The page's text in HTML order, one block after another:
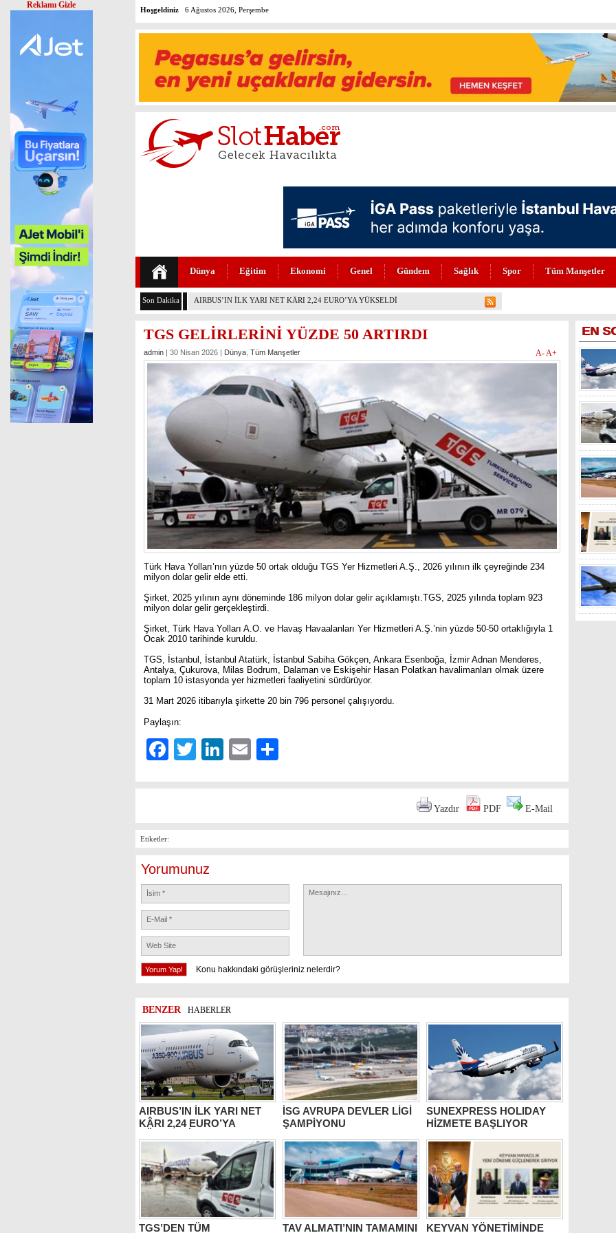
Hoşgeldiniz 6 Ağustos 2026, Perşembe
Dünya Eğitim Ekonomi Genel Gündem Sağlık Spor Tüm Manşetler
Son Dakika İSG AVRUPA DEVLER LİGİ ŞAMPİYONU
TGS GELİRLERİNİ YÜZDE 50 ARTIRDI
admin | 30 Nisan 2026 | Dünya Tüm Manşetler A-A+
Türk Hava Yolları’nın yüzde 50 ortak olduğu TGS Yer Hizmetleri A.Ş., 2026 yılının ilk çeyreğinde 234
milyon dolar gelir elde etti.
Şirket, 2025 yılının aynı döneminde 186 milyon dolar gelir açıklamıştı.TGS, 2025 yılında toplam 923
milyon dolar gelir gerçekleştirdi.
Şirket, Türk Hava Yolları A.O. ve Havaş Havaalanları Yer Hizmetleri A.Ş.’nin yüzde 50-50 ortaklığıyla 1
Ocak 2010 tarihinde kuruldu.
TGS, İstanbul, İstanbul Atatürk, İstanbul Sabiha Gökçen, Ankara Esenboğa, İzmir Adnan Menderes,
Antalya, Çukurova, Milas Bodrum, Dalaman ve Eskişehir Hasan Polatkan havalimanları olmak üzere
toplam 10 istasyonda yer hizmetleri faaliyetini sürdürüyor.
31 Mart 2026 itibarıyla şirkette 20 bin 796 personel çalışıyordu.
Paylaşın:
Facebook
TwitterLinkedIn
Email
Yazdır PDF E-Mail
Etiketler:
Yorumunuz
Konu hakkındaki görüşleriniz nelerdir?
BENZER HABERLER
AIRBUS’IN İLK YARI NET
KÂRI 2,24 EURO’YA
YÜKSELDİ
İSG AVRUPA DEVLER LİGİ
ŞAMPİYONU
SUNEXPRESS HOLIDAY
HİZMETE BAŞLIYOR
TGS’DEN TÜM TAV ALMATI’NIN TAMAMINI KEYVAN YÖNETİMİNDE
EN
Reklamı Gizle